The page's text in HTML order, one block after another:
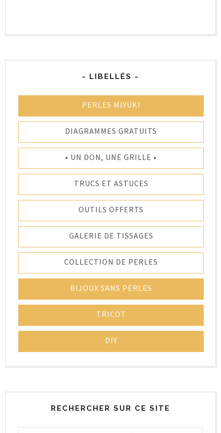
- LIBELLÉS -
PERLES MIYUKI
DIAGRAMMES GRATUITS
• UN DON, UNE GRILLE •
TRUCS ET ASTUCES
OUTILS OFFERTS
GALERIE DE TISSAGES
COLLECTION DE PERLES
BIJOUX SANS PERLES
TRICOT
DIY
RECHERCHER SUR CE SITE